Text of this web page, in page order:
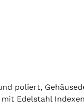
poliert,
Edelstahl